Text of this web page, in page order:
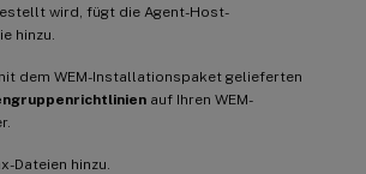
wird, fügt die Agent-Host-
hinzu.
dem WEM-Installationspaket gelieferten
auf Ihren WEM-
Dateien hinzu.